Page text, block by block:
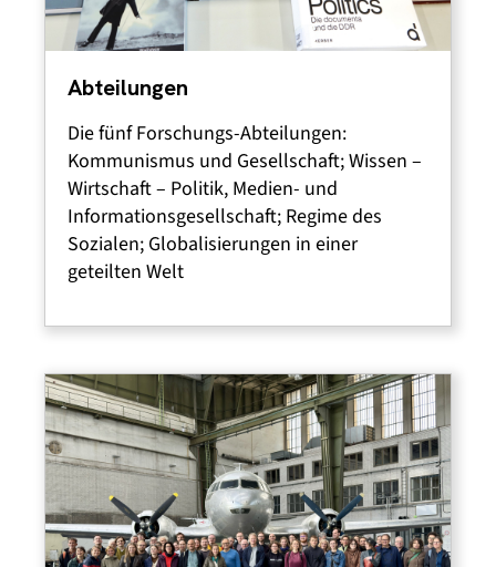
Abteilungen
Die fünf Forschungs-Abteilungen:
Kommunismus und Gesellschaft; Wissen –
Wirtschaft – Politik, Medien- und
Informationsgesellschaft; Regime des
Sozialen; Globalisierungen in einer
geteilten Welt